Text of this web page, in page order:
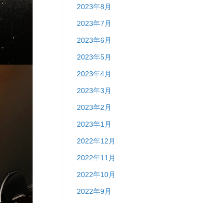
2023年8月
2023年7月
2023年6月
2023年5月
2023年4月
2023年3月
2023年2月
2023年1月
2022年12月
2022年11月
2022年10月
2022年9月